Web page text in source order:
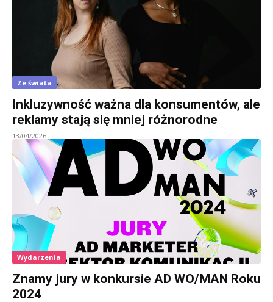
Ze świata
Inkluzywność ważna dla konsumentów, ale
reklamy stają się mniej różnorodne
13/04/2026
Wydarzenia
Znamy jury w konkursie AD WO/MAN Roku
2024